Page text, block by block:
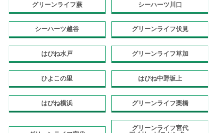
グリーンライフ蕨 シーハーツ川口
シーハーツ越谷 グリーンライフ伏見
はぴね水戸 グリーンライフ草加
ひよこの里 はぴね中野坂上
はぴね横浜 グリーンライフ栗橋
グリーンライフ宮代